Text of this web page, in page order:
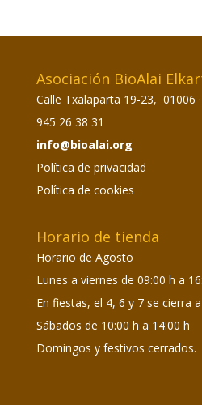
Asociación BioAlai
Calle Txalaparta 19-23, 01006
945 26 38 31
info@bioalai.org
Política de privacidad
Política de cookies
Horario de tienda
Horario de Agosto
Lunes a viernes de 09:00 h a
En fiestas, el 4, 6 y 7 se cierra
Sábados de 10:00 h a 14:00 h
Domingos y festivos cerrados.